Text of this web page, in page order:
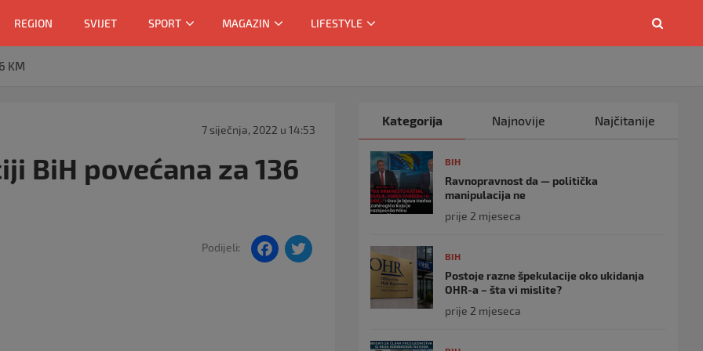
REGION SVIJET SPORT MAGAZIN LIFESTYLE
KM
7 siječnja, 2022 u 14:53
BiH povećana za 136
Podijeli:
F
Kategorija Najnovije Najčitanije
BIH
Ravnopravnost da — politička
manipulacija ne
prije 2 mjeseca
BIH
Postoje razne špekulacije oko ukidanja
OHR-a – šta vi mislite?
prije 2 mjeseca